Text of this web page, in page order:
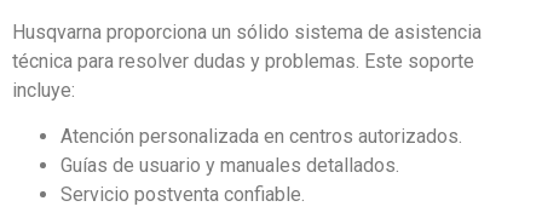
Husqvarna proporciona un sólido sistema de asistencia
técnica para resolver dudas y problemas. Este soporte
incluye:
Atención personalizada en centros autorizados.
Guías de usuario y manuales detallados.
Servicio postventa confiable.